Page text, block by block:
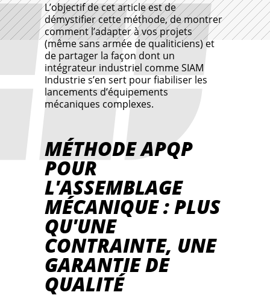
L’objectif de cet article est de
démystifier cette méthode, de montrer
comment l’adapter à vos projets
(même sans armée de qualiticiens) et
de partager la façon dont un
intégrateur industriel comme SIAM
Industrie s’en sert pour fiabiliser les
lancements d’équipements
mécaniques complexes.
MÉTHODE APQP
POUR
L'ASSEMBLAGE
MÉCANIQUE : PLUS
QU'UNE
CONTRAINTE, UNE
GARANTIE DE
QUALITÉ